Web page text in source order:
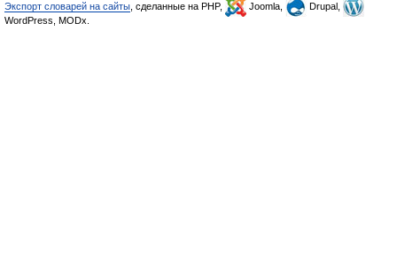
Экспорт словарей на сайты , сделанные на PHP, Joomla,
Drupal,
WordPress, MODx.